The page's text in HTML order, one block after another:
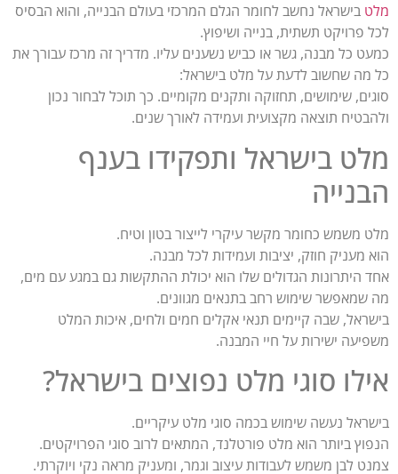
מלט בישראל נחשב לחומר הגלם המרכזי בעולם הבנייה, והוא הבסיס
לכל פרויקט תשתית, בנייה ושיפוץ.
כמעט כל מבנה, גשר או כביש נשענים עליו. מדריך זה מרכז עבורך את
כל מה שחשוב לדעת על מלט בישראל:
סוגים, שימושים, תחזוקה ותקנים מקומיים. כך תוכל לבחור נכון
ולהבטיח תוצאה מקצועית ועמידה לאורך שנים.
מלט בישראל ותפקידו בענף
הבנייה
מלט משמש כחומר מקשר עיקרי לייצור בטון וטיח.
הוא מעניק חוזק, יציבות ועמידות לכל מבנה.
אחד היתרונות הגדולים שלו הוא יכולת ההתקשות גם במגע עם מים,
מה שמאפשר שימוש רחב בתנאים מגוונים.
בישראל, שבה קיימים תנאי אקלים חמים ולחים, איכות המלט
משפיעה ישירות על חיי המבנה.
אילו סוגי מלט נפוצים בישראל?
בישראל נעשה שימוש בכמה סוגי מלט עיקריים.
הנפוץ ביותר הוא מלט פורטלנד, המתאים לרוב סוגי הפרויקטים.
צמנט לבן משמש לעבודות עיצוב וגמר, ומעניק מראה נקי ויוקרתי.